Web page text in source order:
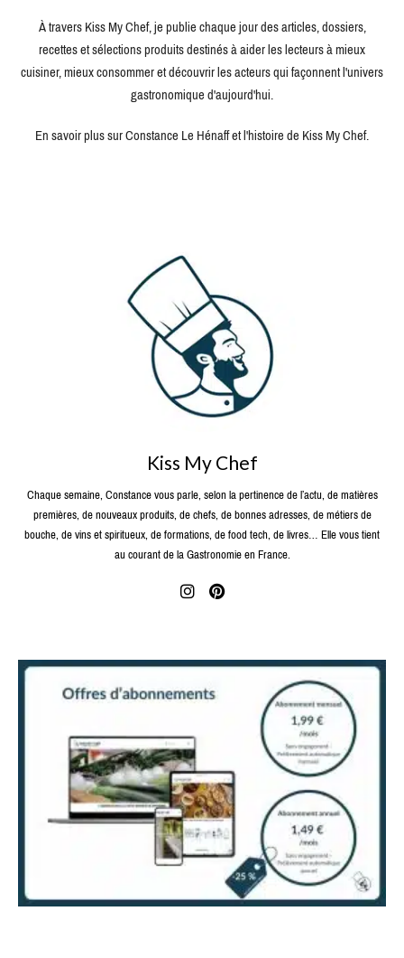
À travers Kiss My Chef, je publie chaque jour des articles, dossiers,
recettes et sélections produits destinés à aider les lecteurs à mieux
cuisiner, mieux consommer et découvrir les acteurs qui façonnent l'univers
gastronomique d'aujourd'hui.
En savoir plus sur Constance Le Hénaff et l'histoire de Kiss My Chef.
Kiss My Chef
Chaque semaine, Constance vous parle, selon la pertinence de l’actu, de matières
premières, de nouveaux produits, de chefs, de bonnes adresses, de métiers de
bouche, de vins et spiritueux, de formations, de food tech, de livres… Elle vous tient
au courant de la Gastronomie en France.